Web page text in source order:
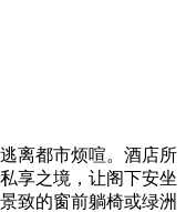
离都市烦喧。酒店所
享之境​，让阁下安坐
致的窗前躺椅或绿洲